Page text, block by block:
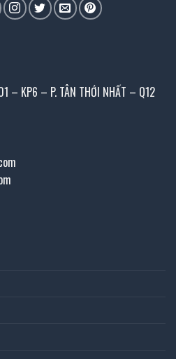
– KP6 – P. TÂN THỚI NHẤT – Q12